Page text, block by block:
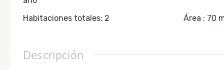
Habitaciones totales: 2 Área : 70
Descripción